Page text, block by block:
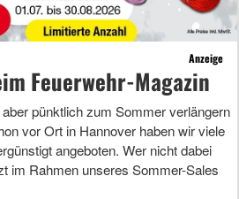
Anzeige
Feuerwehr-Magazin
pünktlich zum Sommer verlängern
vor Ort in Hannover haben wir viele
angeboten. Wer nicht dabei
im Rahmen unseres Sommer-Sales